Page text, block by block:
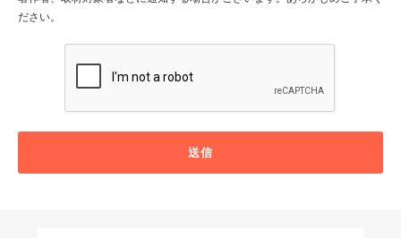
ださい。
送信